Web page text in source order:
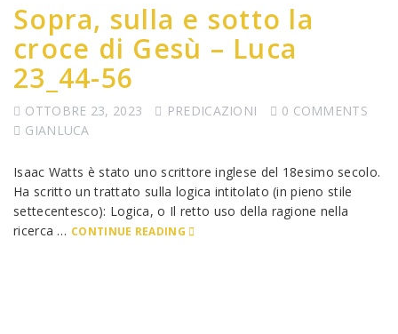
Sopra, sulla e sotto la
croce di Gesù – Luca
23_44-56
OTTOBRE 23, 2023 PREDICAZIONI
0 COMMENTS
GIANLUCA
Isaac Watts è stato uno scrittore inglese del 18esimo secolo.
Ha scritto un trattato sulla logica intitolato (in pieno stile
settecentesco): Logica, o Il retto uso della ragione nella
ricerca … CONTINUE READING